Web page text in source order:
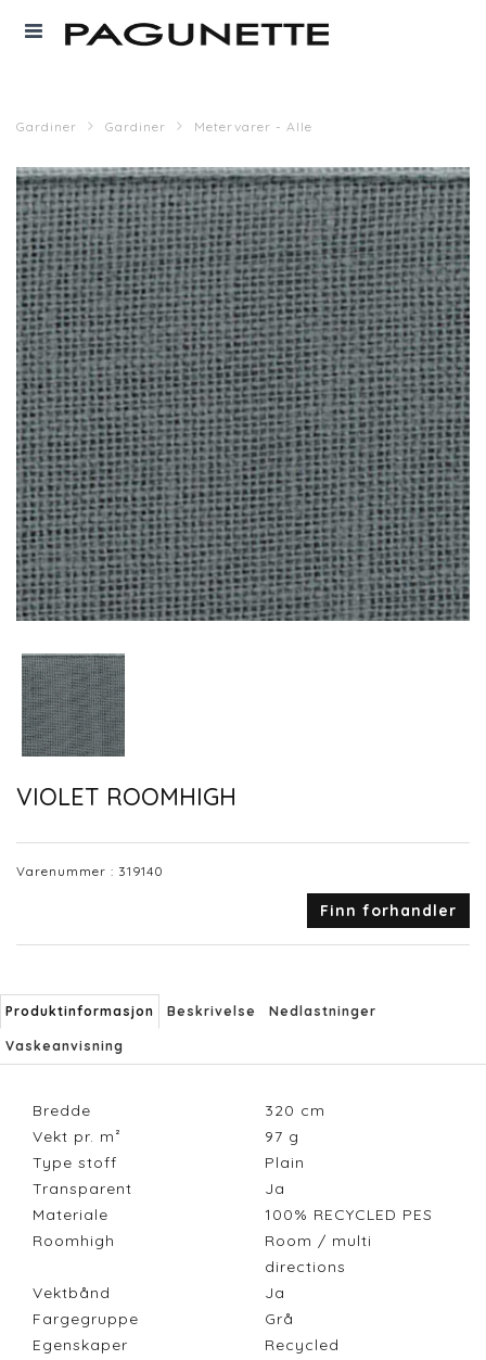
Gardiner Gardiner Metervarer - Alle
VIOLET ROOMHIGH
Varenummer : 319140
Finn forhandler
Produktinformasjon Beskrivelse Nedlastninger
Vaskeanvisning
Bredde 320 cm
Vekt pr. m²
97 g
Type stoff
Plain
Transparent
Ja
Materiale
100% RECYCLED PES
Roomhigh
Room / multi
directions
Vektbånd
Ja
Fargegruppe
Grå
Egenskaper
Recycled